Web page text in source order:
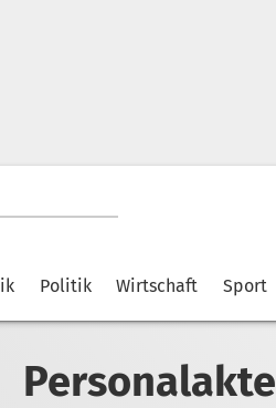
Politik Wirtschaft Sport
Personalakte